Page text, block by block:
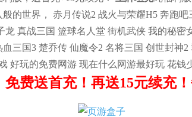
的世界， 赤月传说2 战火与荣耀H5 奔跑
真战三国 篮球名人堂 街机武侠 我的秘密
三国3 楚乔传 仙魔令2 名将三国 创世封神
好玩的免费网游 现在什么网游最好玩 花钱
免费送首充！再送15元续充！